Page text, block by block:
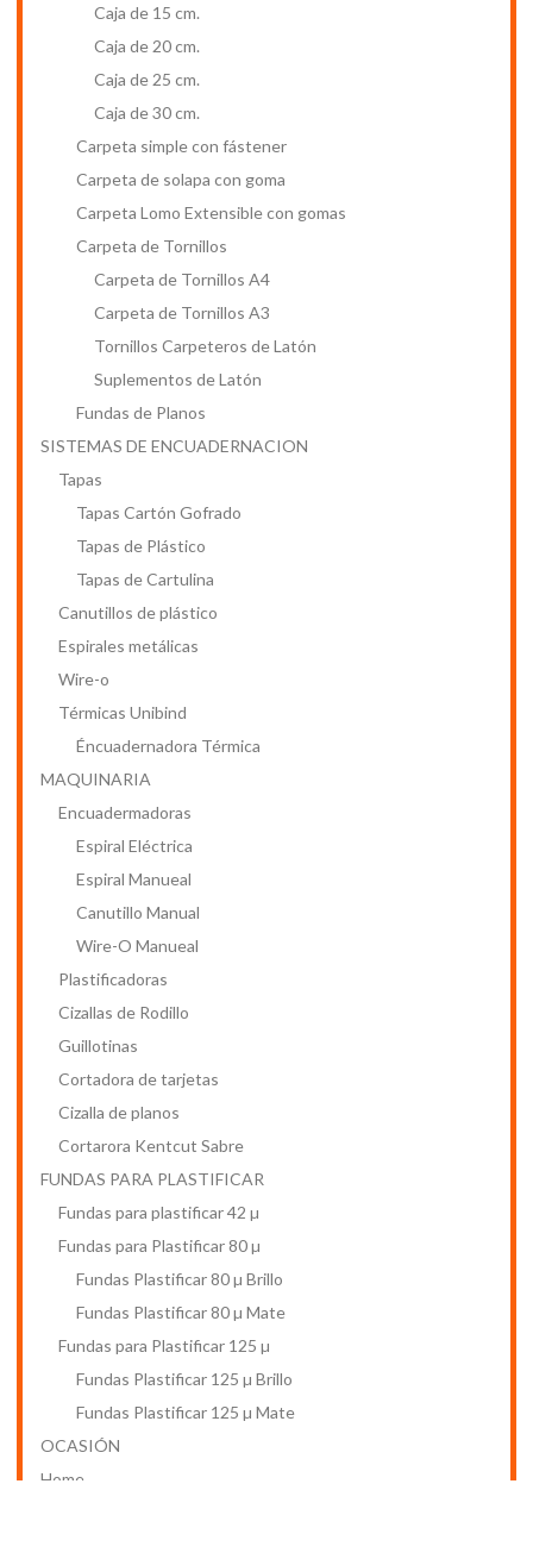
Caja de 15 cm.
Caja de 20 cm.
Caja de 25 cm.
Caja de 30 cm.
Carpeta simple con fástener
Carpeta de solapa con goma
Carpeta Lomo Extensible con gomas
Carpeta de Tornillos
Carpeta de Tornillos A4
Carpeta de Tornillos A3
Tornillos Carpeteros de Latón
Suplementos de Latón
Fundas de Planos
SISTEMAS DE ENCUADERNACION
Tapas
Tapas Cartón Gofrado
Tapas de Plástico
Tapas de Cartulina
Canutillos de plástico
Espirales metálicas
Wire-o
Térmicas Unibind
Éncuadernadora Térmica
MAQUINARIA
Encuadermadoras
Espiral Eléctrica
Espiral Manueal
Canutillo Manual
Wire-O Manueal
Plastificadoras
Cizallas de Rodillo
Guillotinas
Cortadora de tarjetas
Cizalla de planos
Cortarora Kentcut Sabre
FUNDAS PARA PLASTIFICAR
Fundas para plastificar 42 µ
Fundas para Plastificar 80 µ
Fundas Plastificar 80 µ Brillo
Fundas Plastificar 80 µ Mate
Fundas para Plastificar 125 µ
Fundas Plastificar 125 µ Brillo
Fundas Plastificar 125 µ Mate
OCASIÓN
Home